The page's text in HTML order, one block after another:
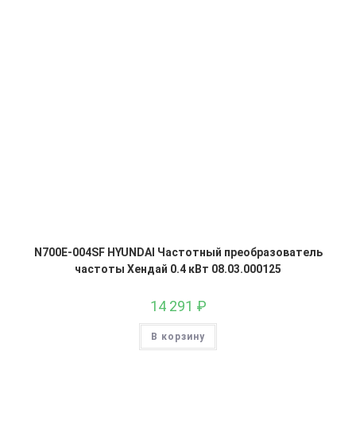
N700E-004SF HYUNDAI Частотный преобразователь
частоты Хендай 0.4 кВт 08.03.000125
14 291 ₽
В корзину